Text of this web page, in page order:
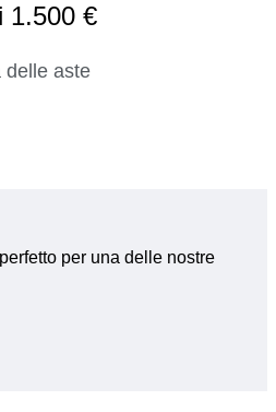
1.500 €
delle aste
per una delle nostre